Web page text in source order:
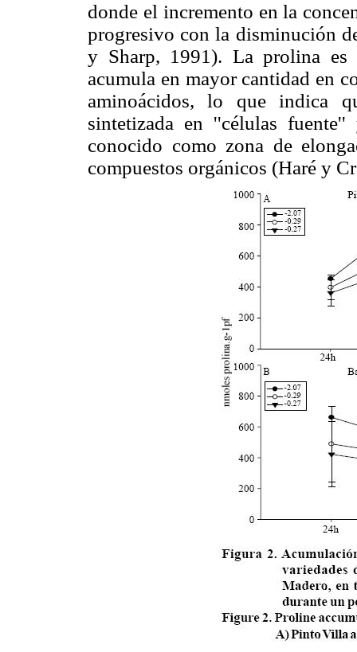
donde el incremento en la
progresivo con la disminución
y Sharp, 1991). La prolina es
acumula en mayor cantidad en
aminoácidos, lo que indica
sintetizada en ''células
conocido como zona de
compuestos orgánicos (Haré y